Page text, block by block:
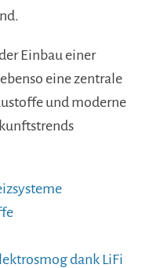
Einbau einer
eine zentrale
und moderne
dank LiFi